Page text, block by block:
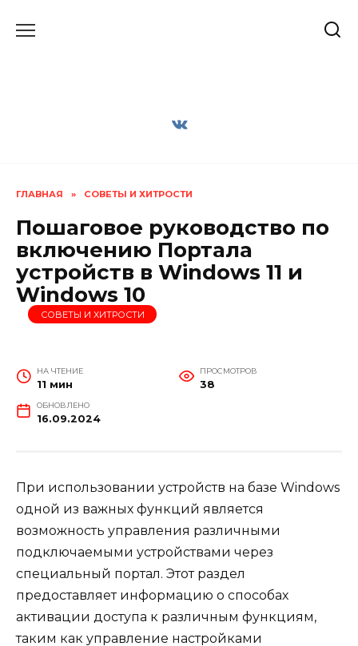
ГЛАВНАЯ » СОВЕТЫ И ХИТРОСТИ
Пошаговое руководство по
включению Портала
устройств в Windows 11 и
Windows 10
СОВЕТЫ И ХИТРОСТИ
НА ЧТЕНИЕ
11 мин
ПРОСМОТРОВ
38
ОБНОВЛЕНО
16.09.2024
При использовании устройств на базе Windows
одной из важных функций является
возможность управления различными
подключаемыми устройствами через
специальный портал. Этот раздел
предоставляет информацию о способах
активации доступа к различным функциям,
таким как управление настройками